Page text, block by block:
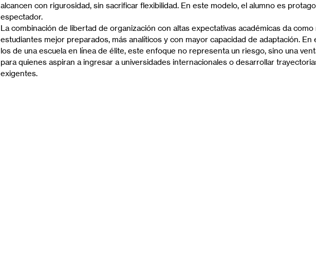
alcancen con rigurosidad, sin sacrificar flexibilidad. En este modelo, el alumno es
espectador.
La combinación de libertad de organización con altas expectativas académicas da
estudiantes mejor preparados, más analíticos y con mayor capacidad de adaptación.
los de una escuela en línea de élite, este enfoque no representa un riesgo, sino una
para quienes aspiran a ingresar a universidades internacionales o desarrollar
exigentes.